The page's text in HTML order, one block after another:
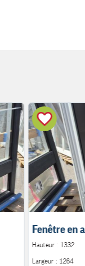
Fenêtre en
Hauteur : 1332
Largeur : 1264